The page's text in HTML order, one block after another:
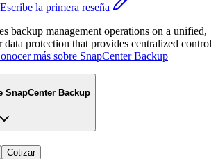
Escribe la primera reseña
backup management operations on a unified,
data protection that provides centralized control
más sobre SnapCenter Backup
SnapCenter Backup
Cotizar